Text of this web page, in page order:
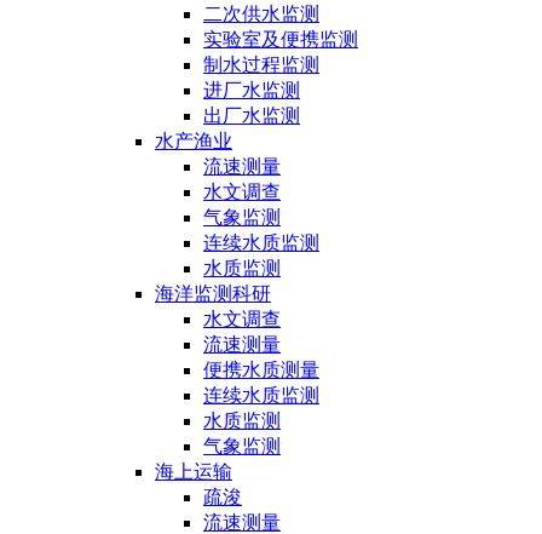
二次供水监测
实验室及便携监测
制水过程监测
进厂水监测
出厂水监测
水产渔业
流速测量
水文调查
气象监测
连续水质监测
水质监测
海洋监测科研
水文调查
流速测量
便携水质测量
连续水质监测
水质监测
气象监测
海上运输
疏浚
流速测量